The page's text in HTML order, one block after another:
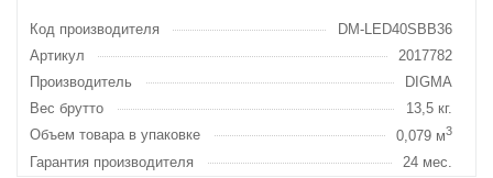
Код производителя
DM-LED40SBB36
Артикул
2017782
Производитель
DIGMA
Вес брутто
13,5 кг.
Объем товара в упаковке
0,079 м3
Гарантия производителя 24 мес.